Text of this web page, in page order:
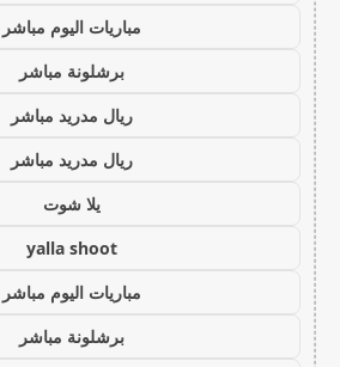
مباريات اليوم مباشر
برشلونة مباشر
ريال مدريد مباشر
ريال مدريد مباشر
يلا شوت
yalla shoot
مباريات اليوم مباشر
برشلونة مباشر